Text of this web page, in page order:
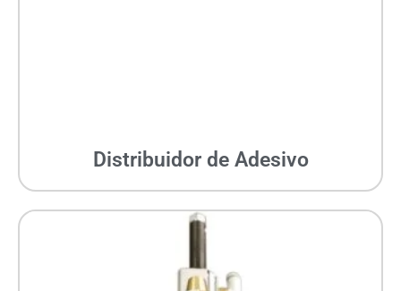
Distribuidor de Adesivo